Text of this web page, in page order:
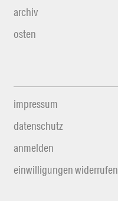
archiv
osten
impressum
datenschutz
anmelden
einwilligungen widerrufen